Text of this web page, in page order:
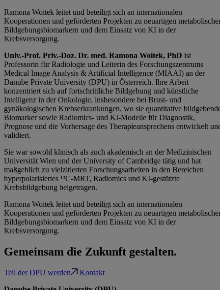
Ramona Woitek leitet und beteiligt sich an internationalen
Kooperationen und geförderten Projekten zu neuartigen
Bildgebungsbiomarkern und dem Einsatz von KI in der
Krebsversorgung.
Univ.-Prof. Priv.-Doz. Dr. med. Ramona Woitek, PhD ist
Professorin für Radiologie und Leiterin des Forschungszentrums
Medical Image Analysis & Artificial Intelligence (MIAAI) an der
Danube Private University (DPU) in Österreich. Ihre Arbeit
konzentriert sich auf fortschrittliche Bildgebung und künstliche
Intelligenz in der Onkologie, insbesondere bei Brust- und
gynäkologischen Krebserkrankungen, wo sie quantitative
Biomarker sowie Radiomics- und KI-Modelle für Diagnostik,
Prognose und die Vorhersage des Therapieansprechens entwickelt
validiert.
Sie war sowohl klinisch als auch akademisch an der Medizinischen
Universität Wien und der University of Cambridge tätig und hat
maßgeblich zu vielzitierten Forschungsarbeiten in den Bereichen
hyperpolarisiertes ¹³C-MRT, Radiomics und KI-gestützte
Krebsbildgebung beigetragen.
Ramona Woitek leitet und beteiligt sich an internationalen
Kooperationen und geförderten Projekten zu neuartigen
Bildgebungsbiomarkern und dem Einsatz von KI in der
Krebsversorgung.
Gemeinsam die Zukunft gestalten.
Teil der DPU werden
Kontakt